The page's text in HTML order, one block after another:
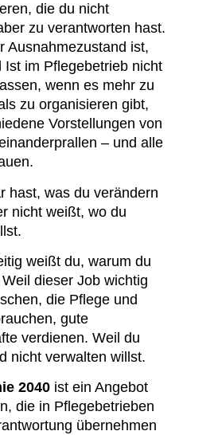
die du nicht
zu verantworten hast.
Ausnahmezustand ist,
Ist im Pflegebetrieb nicht
wenn es mehr zu
zu organisieren gibt,
Vorstellungen von
– und alle
hast, was du verändern
nicht weißt, wo du
weißt du, warum du
dieser Job wichtig
die Pflege und
gute
verdienen. Weil du
nicht verwalten willst.
2040 ist ein Angebot
die in Pflegebetrieben
übernehmen